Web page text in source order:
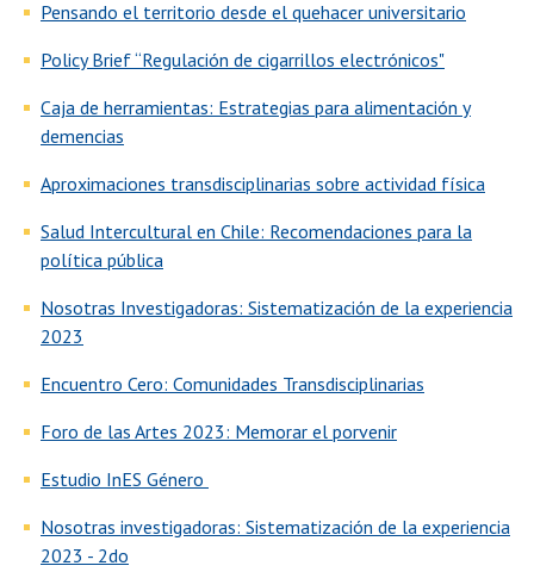
Pensando el territorio desde el quehacer universitario
Policy Brief “Regulación de cigarrillos electrónicos"
Caja de herramientas: Estrategias para alimentación y
demencias
Aproximaciones transdisciplinarias sobre actividad física
Salud Intercultural en Chile: Recomendaciones para la
política pública
Nosotras Investigadoras: Sistematización de la experiencia
2023
Encuentro Cero: Comunidades Transdisciplinarias
Foro de las Artes 2023: Memorar el porvenir
Estudio InES Género
Nosotras investigadoras: Sistematización de la experiencia
2023 - 2do